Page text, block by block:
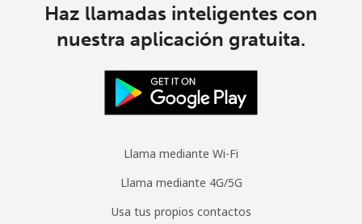
Haz llamadas inteligentes con
nuestra aplicación gratuita.
Llama mediante Wi-Fi
Llama mediante 4G/5G
Usa tus propios contactos